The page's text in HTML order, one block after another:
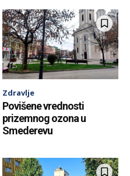
Zdravlje
Povišene vrednosti
prizemnog ozona u
Smederevu